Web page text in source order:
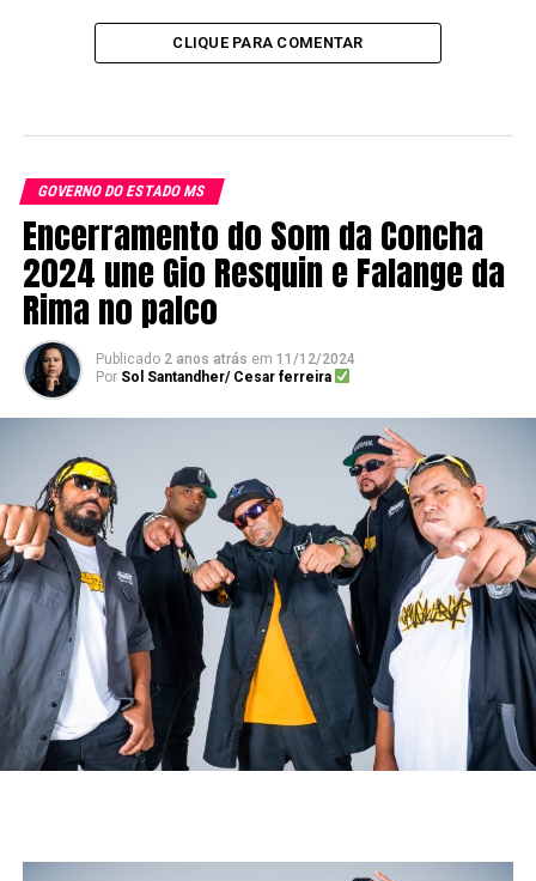
CLIQUE PARA COMENTAR
GOVERNO DO ESTADO MS
Encerramento do Som da Concha
2024 une Gio Resquin e Falange da
Rima no palco
Publicado 2 anos atrás em 11/12/2024
Por Sol Santandher/ Cesar ferreira